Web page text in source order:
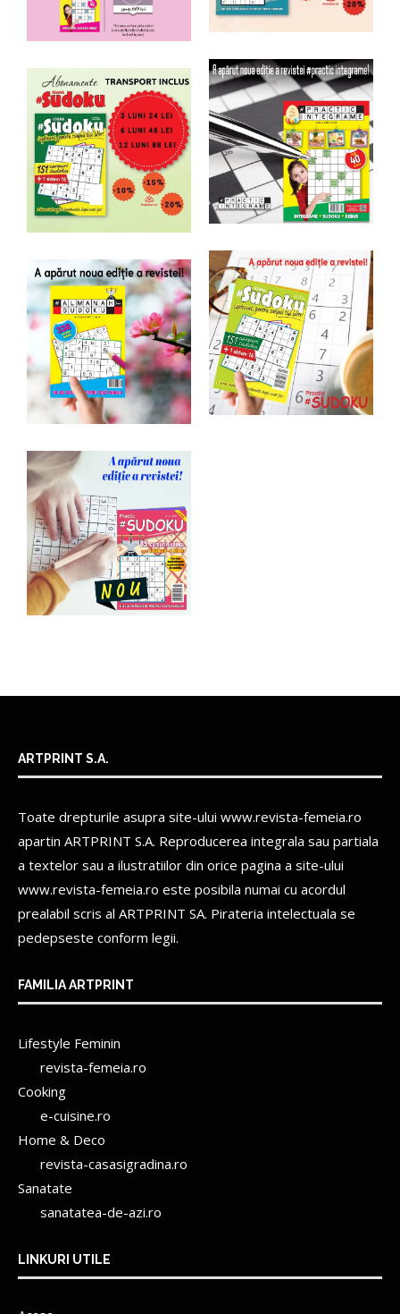
ARTPRINT S.A.
Toate drepturile asupra site-ului www.revista-femeia.ro
apartin ARTPRINT S.A. Reproducerea integrala sau partiala
a textelor sau a ilustratiilor din orice pagina a site-ului
www.revista-femeia.ro este posibila numai cu acordul
prealabil scris al ARTPRINT SA. Pirateria intelectuala se
pedepseste conform legii.
FAMILIA ARTPRINT
Lifestyle Feminin
revista-femeia.ro
Cooking
e-cuisine.ro
Home & Deco
revista-casasigradina.ro
Sanatate
sanatatea-de-azi.ro
LINKURI UTILE